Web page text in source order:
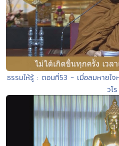
ธรรมให้รู้ : ตอนที่53 - เมื่อลมหายใ
วโร